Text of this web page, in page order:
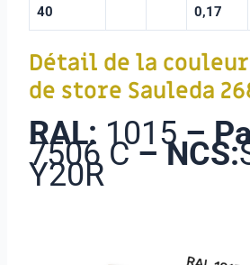
40 0,17
Détail de la
de store Sauleda
RAL: 1015–
7506 C– NCS:
Y20R